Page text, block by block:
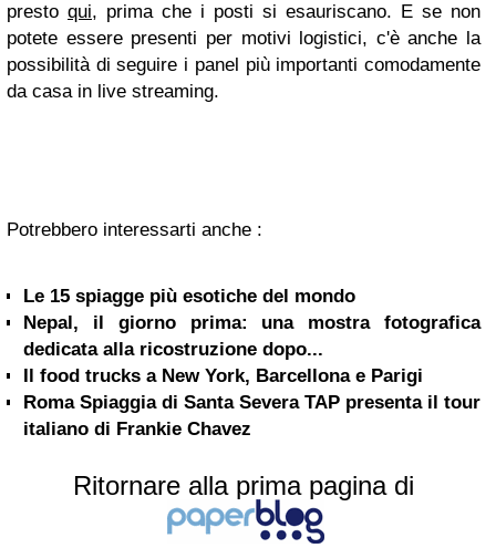
presto qui, prima che i posti si esauriscano. E se non
potete essere presenti per motivi logistici, c'è anche la
possibilità di seguire i panel più importanti comodamente
da casa in live streaming.
Potrebbero interessarti anche :
Le 15 spiagge più esotiche del mondo
Nepal, il giorno prima: una mostra fotografica
dedicata alla ricostruzione dopo...
Il food trucks a New York, Barcellona e Parigi
Roma Spiaggia di Santa Severa TAP presenta il tour
italiano di Frankie Chavez
Ritornare alla prima pagina di